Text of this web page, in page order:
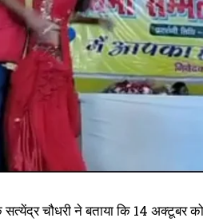
चौधरी ने बताया कि 14 अक्टूबर